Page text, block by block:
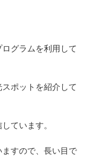
グラムを利用して
ポットを紹介して
ています。
すので、長い目で